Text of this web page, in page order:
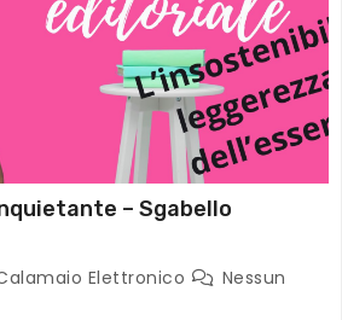
– Sgabello
Elettronico
Nessun